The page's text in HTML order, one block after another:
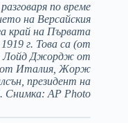
по време
на Версайския
край на Първата
г. Това са (от
Лойд Джордж от
от Италия, Жорж
президент на
AP Photo